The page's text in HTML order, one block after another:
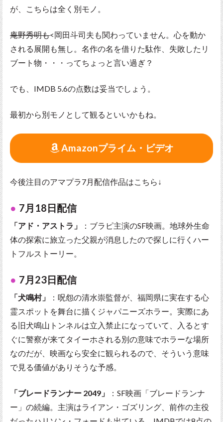
が、こちらは全く別モノ。
庵野秀明も<岡田斗司夫も関わっていません。心を動か
される展開も無し。名作の名を借りた駄作、失敗したリ
ブート物・・・ってちょっと言い過ぎ？
でも、IMDB 5.6の点数は妥当でしょう。
最初から別モノとして観るといいかもね。
Amazonプライム・ビデオ
今後注目のアマプラ7月配信作品はこちら↓
7月18日配信
「アド・アストラ」
：ブラピ主演のSF映画。地球外生命
体の探索に旅立った父親が消息したので探しに行くハー
トフルストーリー。
7月23日配信
「犬鳴村」
：呪怨の清水崇監督が、福岡県に実在する心
霊スポットを舞台に描くジャパニーズホラー。実際にあ
る旧犬鳴山トンネルは立入禁止になっていて、入るとす
ぐに警察が来てタイーホされる別の意味でホラーな場所
なのだが、映画なら安全に観られるので、そういう意味
で見る価値がありそうな予感。
「ブレードランナー 2049」
：SF映画「ブレードランナ
ー」の続編。主演はライアン・ゴズリング、前作の主役